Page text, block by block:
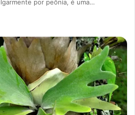
por peônia, é uma…